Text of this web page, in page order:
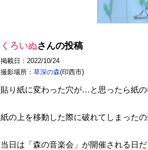
くろいぬさんの投稿
掲載日：2022/10/24
撮影場所： 草深の森(印西市)
貼り紙に変わった穴が…と思ったら紙
紙の上を移動した際に破れてしまった
当日は「森の音楽会」が開催される日